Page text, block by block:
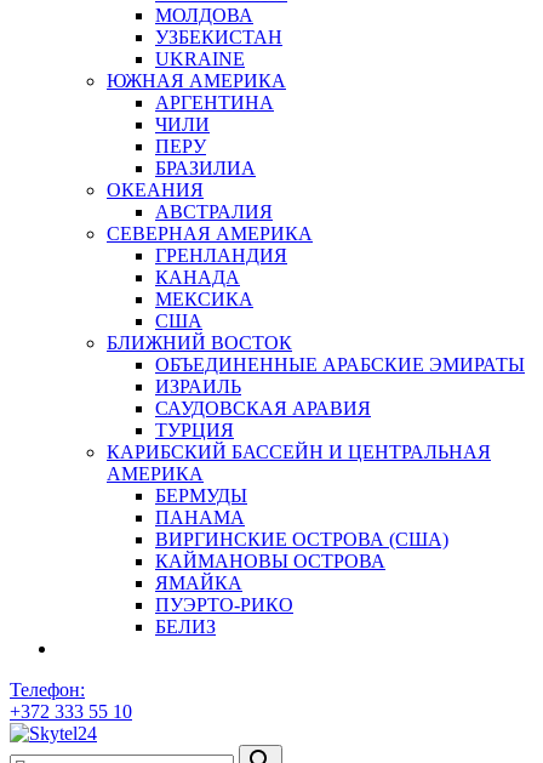
МОЛДОВА
УЗБЕКИСТАН
UKRAINE
ЮЖНАЯ АМЕРИКА
АРГЕНТИНА
ЧИЛИ
ПЕРУ
БРАЗИЛИА
ОКЕАНИЯ
АВСТРАЛИЯ
СЕВЕРНАЯ АМЕРИКА
ГРЕНЛАНДИЯ
КАНАДА
МЕКСИКА
США
БЛИЖНИЙ ВОСТОК
ОБЪЕДИНЕННЫЕ АРАБСКИЕ ЭМИРАТЫ
ИЗРАИЛЬ
САУДОВСКАЯ АРАВИЯ
ТУРЦИЯ
КАРИБСКИЙ БАССЕЙН И ЦЕНТРАЛЬНАЯ
АМЕРИКА
БЕРМУДЫ
ПАНАМА
ВИРГИНСКИЕ ОСТРОВА (США)
КАЙМАНОВЫ ОСТРОВА
ЯМАЙКА
ПУЭРТО-РИКО
БЕЛИЗ
Телефон:
+372 333 55 10